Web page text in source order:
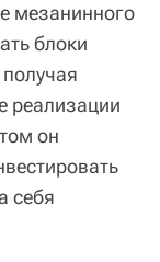
мезанинного
блоки
реализации
он
себя